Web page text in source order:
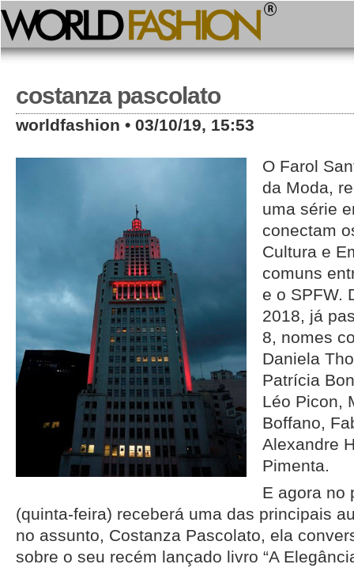
costanza pascolato
worldfashion • 03/10/19, 15:53
O Farol
da Moda,
uma série
conectam
Cultura e
comuns
e o SPFW.
2018, já
8, nomes
Daniela
Patrícia
Léo Picon,
Boffano,
Alexandre
Pimenta.
E agora no
(quinta-feira) receberá uma das principais
no assunto, Costanza Pascolato, ela
sobre o seu recém lançado livro “A